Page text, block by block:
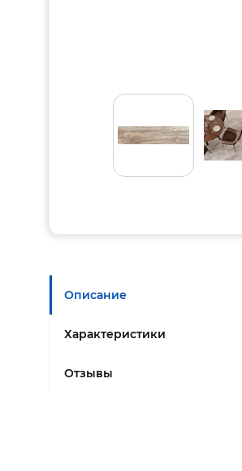
Описание
Характеристики
Отзывы